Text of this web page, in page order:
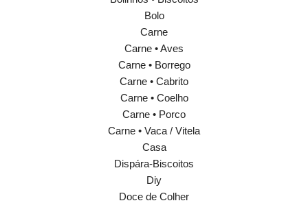
Bolo
Carne
Carne • Aves
Carne • Borrego
Carne • Cabrito
Carne • Coelho
Carne • Porco
Carne • Vaca / Vitela
Casa
Dispára-Biscoitos
Diy
Doce de Colher